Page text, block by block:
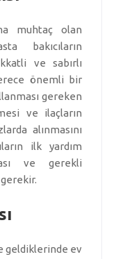
muhtaç olan
bakıcıların
ve sabırlı
önemli bir
gereken
ve ilaçların
alınmasını
ilk yardım
ve gerekli
geldiklerinde ev